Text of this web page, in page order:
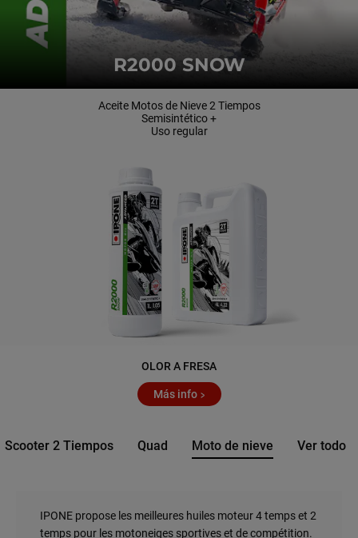
R2000 SNOW
Aceite Motos de Nieve 2 Tiempos
Semisintético +
Uso regular
OLOR A FRESA
Más info
Scooter 2 Tiempos Quad Moto de nieve Ver todo
IPONE propose les meilleures huiles moteur 4 temps et 2
temps pour les motoneiges sportives et de compétition.